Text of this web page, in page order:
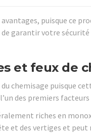
puisque ce
garantir votre
et feux de
chemisage puisque
des premiers facteurs
riches en
et des vertiges et peut